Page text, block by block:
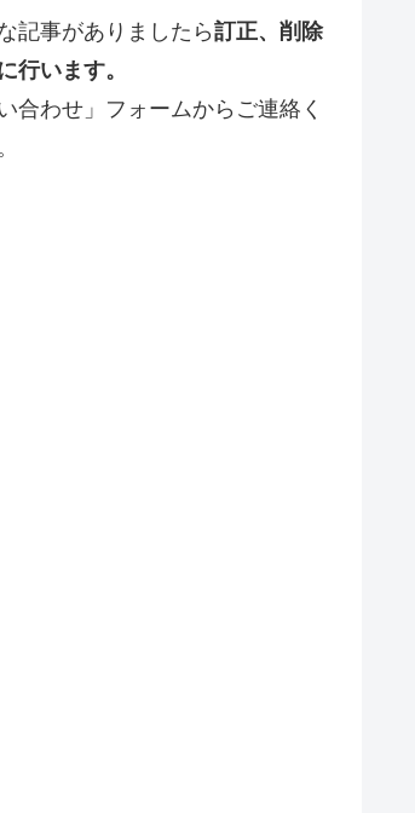
記事がありましたら訂正、削除
行います。
い合わせ」フォームからご連絡く